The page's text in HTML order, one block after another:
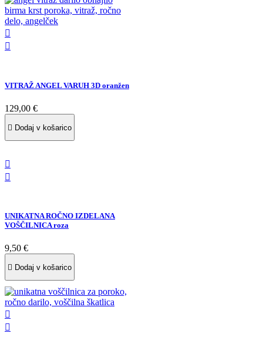


VITRAŽ ANGEL VARUH 3D oranžen
129,00 €
 Dodaj v košarico


UNIKATNA ROČNO IZDELANA
VOŠČILNICA roza
9,50 €
 Dodaj v košarico

